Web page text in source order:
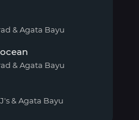
& Agata Bayu
& Agata Bayu
& Agata Bayu